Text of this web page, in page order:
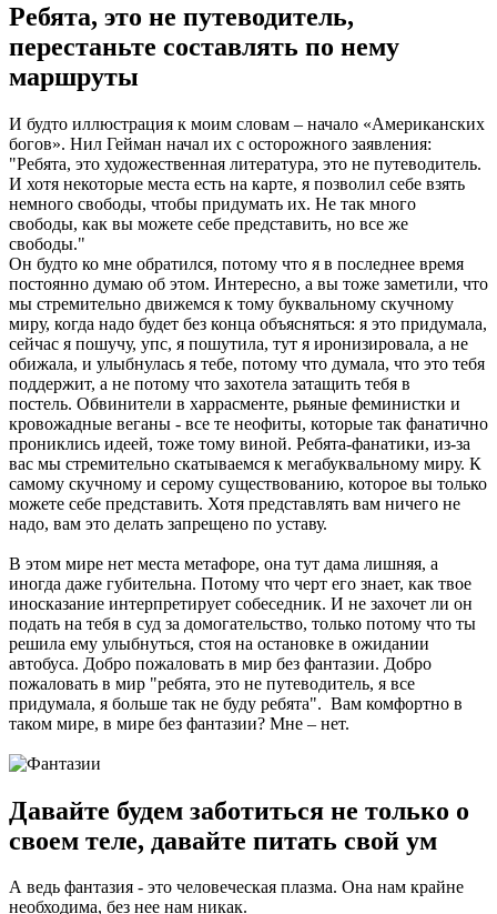
Ребята, это не путеводитель,
перестаньте составлять по нему
маршруты
И будто иллюстрация к моим словам – начало «Американских
богов». Нил Гейман начал их с осторожного заявления:
"Ребята, это художественная литература, это не путеводитель.
И хотя некоторые места есть на карте, я позволил себе взять
немного свободы, чтобы придумать их. Не так много
свободы, как вы можете себе представить, но все же
свободы."
Он будто ко мне обратился, потому что я в последнее время
постоянно думаю об этом. Интересно, а вы тоже заметили, что
мы стремительно движемся к тому буквальному скучному
миру, когда надо будет без конца объясняться: я это придумала,
сейчас я пошучу, упс, я пошутила, тут я иронизировала, а не
обижала, и улыбнулась я тебе, потому что думала, что это тебя
поддержит, а не потому что захотела затащить тебя в
постель. Обвинители в харрасменте, рьяные феминистки и
кровожадные веганы - все те неофиты, которые так фанатично
прониклись идеей, тоже тому виной. Ребята-фанатики, из-за
вас мы стремительно скатываемся к мегабуквальному миру. К
самому скучному и серому существованию, которое вы только
можете себе представить. Хотя представлять вам ничего не
надо, вам это делать запрещено по уставу.
В этом мире нет места метафоре, она тут дама лишняя, а
иногда даже губительна. Потому что черт его знает, как твое
иносказание интерпретирует собеседник. И не захочет ли он
подать на тебя в суд за домогательство, только потому что ты
решила ему улыбнуться, стоя на остановке в ожидании
автобуса. Добро пожаловать в мир без фантазии. Добро
пожаловать в мир "ребята, это не путеводитель, я все
придумала, я больше так не буду ребята". Вам комфортно в
таком мире, в мире без фантазии? Мне – нет.
Давайте будем заботиться не только о
своем теле, давайте питать свой ум
А ведь фантазия - это человеческая плазма. Она нам крайне
необходима, без нее нам никак.